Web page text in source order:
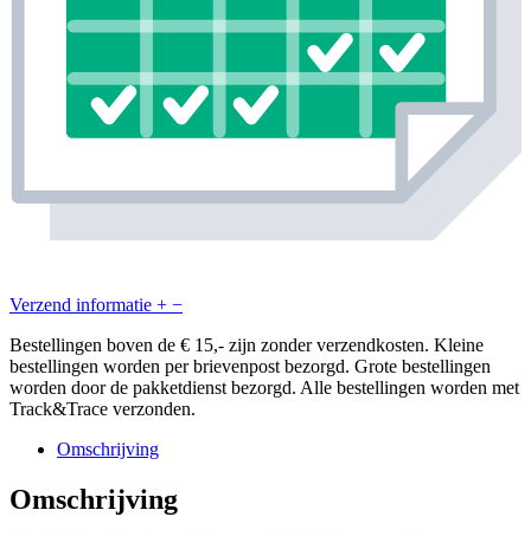
Verzend informatie + −
Bestellingen boven de € 15,- zijn zonder verzendkosten. Kleine
bestellingen worden per brievenpost bezorgd. Grote bestellingen
worden door de pakketdienst bezorgd. Alle bestellingen worden met
Track&Trace verzonden.
Omschrijving
Omschrijving